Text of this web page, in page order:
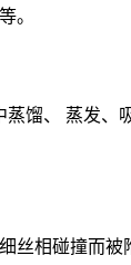
。
馏、 蒸发
相碰撞而